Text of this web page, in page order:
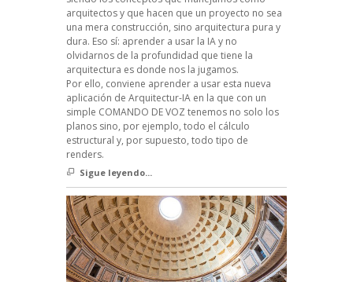
arquitectos y que hacen que un proyecto no sea
una mera construcción, sino arquitectura pura y
dura. Eso sí: aprender a usar la IA y no
olvidarnos de la profundidad que tiene la
arquitectura es donde nos la jugamos.
Por ello, conviene aprender a usar esta nueva
aplicación de Arquitectur-IA en la que con un
simple COMANDO DE VOZ tenemos no solo los
planos sino, por ejemplo, todo el cálculo
estructural y, por supuesto, todo tipo de
renders.
Sigue leyendo...